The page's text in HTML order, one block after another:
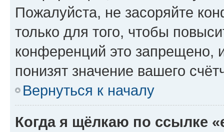
Пожалуйста, не засоряйте
только для того, чтобы
конференций это запрещено,
понизят значение вашего
Вернуться к началу
Когда я щёлкаю по ссылке